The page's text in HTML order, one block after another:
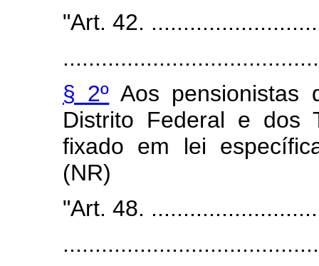
"Art. 42.
§ 2º Aos pensionistas
Distrito Federal e dos
fixado em lei
(NR)
"Art. 48.